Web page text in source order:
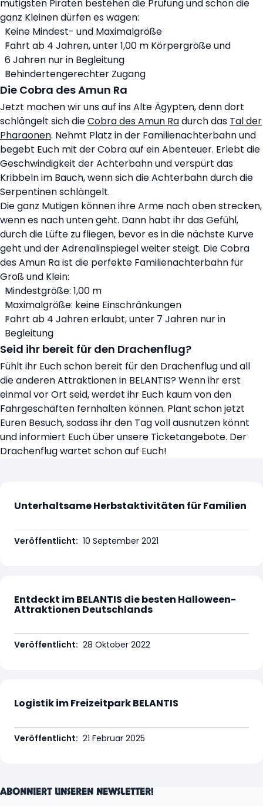
mutigsten Piraten bestehen die Prüfung und schon die
ganz Kleinen dürfen es wagen:
Keine Mindest- und Maximalgröße
Fahrt ab 4 Jahren, unter 1,00 m Körpergröße und
6 Jahren nur in Begleitung
Behindertengerechter Zugang
Die Cobra des Amun Ra
Jetzt machen wir uns auf ins Alte Ägypten, denn dort
schlängelt sich dieCobra des Amun Radurch das Tal der
Pharaonen. Nehmt Platz in der Familienachterbahn und
begebt Euch mit der Cobra auf ein Abenteuer. Erlebt die
Geschwindigkeit der Achterbahn und verspürt das
Kribbeln im Bauch, wenn sich die Achterbahn durch die
Serpentinen schlängelt.
Die ganz Mutigen können ihre Arme nach oben strecken,
wenn es nach unten geht. Dann habt ihr das Gefühl,
durch die Lüfte zu fliegen, bevor es in die nächste Kurve
geht und der Adrenalinspiegel weiter steigt. Die Cobra
des Amun Ra ist die perfekte Familienachterbahn für
Groß und Klein:
Mindestgröße: 1,00 m
Maximalgröße: keine Einschränkungen
Fahrt ab 4 Jahren erlaubt, unter 7 Jahren nur in
Begleitung
Seid ihr bereit für den Drachenflug?
Fühlt ihr Euch schon bereit für den Drachenflug und all
die anderen Attraktionen in BELANTIS? Wenn ihr erst
einmal vor Ort seid, werdet ihr Euch kaum von den
Fahrgeschäften fernhalten können. Plant schon jetzt
Euren Besuch, sodass ihr den Tag voll ausnutzen könnt
und informiert Euch über unsere Ticketangebote. Der
Drachenflug wartet schon auf Euch!
Unterhaltsame Herbstaktivitäten für Familien
Veröffentlicht: 10 September 2021
Entdeckt im BELANTIS die besten Halloween-
Attraktionen Deutschlands
Veröffentlicht: 28 Oktober 2022
Logistik im Freizeitpark BELANTIS
Veröffentlicht: 21 Februar 2025
ABONNIERT UNSEREN NEWSLETTER!